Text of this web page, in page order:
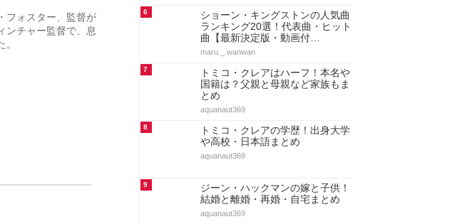
フォスター、監督が
ンチャー監督で、息
6
ショーン・キングストンの人気曲
ランキング20選！代表曲・ヒット
曲【最新決定版・動画付…
maru._.wanwan
7
トミコ・クレアはハーフ！本名や
国籍は？父親と母親など家族もま
とめ
aquanaut369
8
トミコ・クレアの学歴！出身大学
や高校・日本語まとめ
aquanaut369
9
ジーン・ハックマンの嫁と子供！
結婚と離婚・再婚・自宅まとめ
aquanaut369